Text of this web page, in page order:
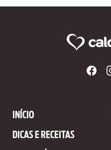
INÍCIO
DICAS E RECEITAS